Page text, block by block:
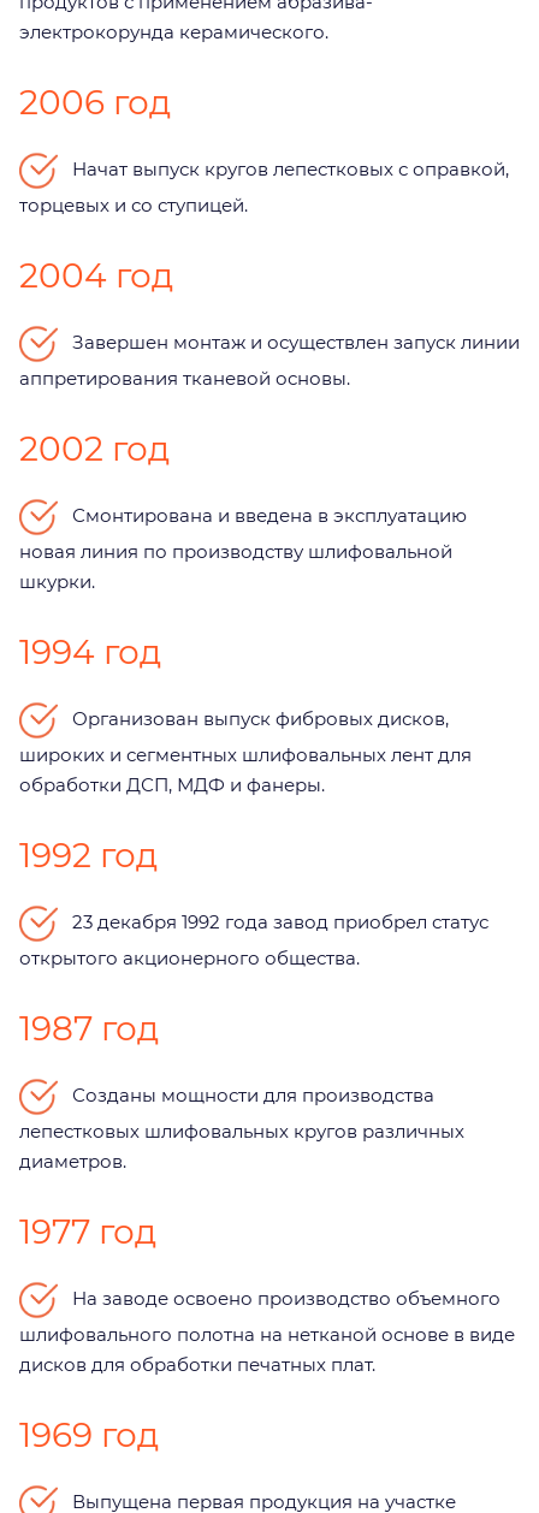
электрокорунда керамического.
2006 год
Начат выпуск кругов лепестковых с оправкой,
торцевых и со ступицей.
2004 год
Завершен монтаж и осуществлен запуск линии
аппретирования тканевой основы.
2002 год
Смонтирована и введена в эксплуатацию
новая линия по производству шлифовальной
шкурки.
1994 год
Организован выпуск фибровых дисков,
широких и сегментных шлифовальных лент для
обработки ДСП, МДФ и фанеры.
1992 год
23 декабря 1992 года завод приобрел статус
открытого акционерного общества.
1987 год
Созданы мощности для производства
лепестковых шлифовальных кругов различных
диаметров.
1977 год
На заводе освоено производство объемного
шлифовального полотна на нетканой основе в виде
дисков для обработки печатных плат.
1969 год
Выпущена первая продукция на участке